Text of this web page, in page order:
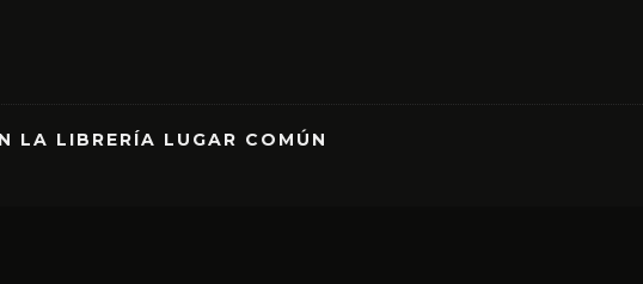
LA LIBRERÍA LUGAR COMÚN